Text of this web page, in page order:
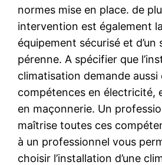
normes mise en place. de
intervention est également
équipement sécurisé et d’un
pérenne. A spécifier que
climatisation demande aussi
compétences en électricité,
en maçonnerie. Un
maîtrise toutes ces
à un professionnel vous
choisir l’installation d’une